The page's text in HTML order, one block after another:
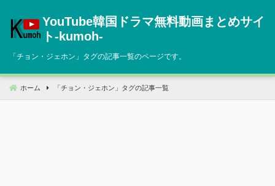
へ
動
YouTube韓国ドラマ無料動画まとめサイ
ト‐kumoh‐
「チョン・ジェホン 」タグの記事一覧のページです。
ホーム 「 チョン・ジェホン 」タグの記事一覧